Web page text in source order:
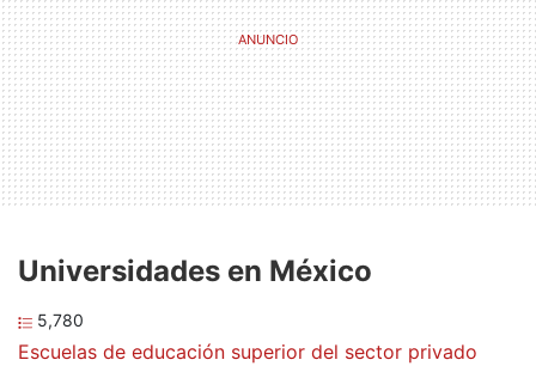
Universidades en México
5,780
Escuelas de educación superior del sector privado